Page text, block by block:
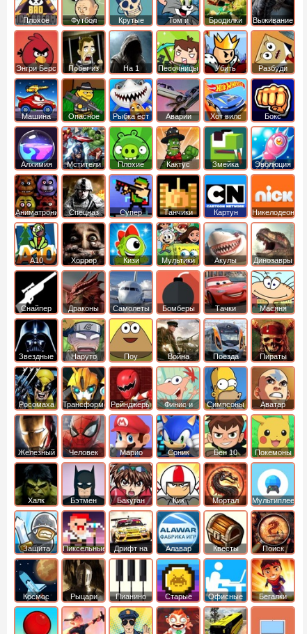
Плохое
мороженое
Футбол
головами
Крутые
Том и
джерри
Бродилки
Приключения
Выживание
Энгри Берс
Побег из
тюрьмы
На 1 Песочницы
Убить
короля
Разбуди
коробку
Машина
ест
машину
Опасное
оружие
Рыбка ест
рыбку
Аварии
машин
Хот вилс Бокс
Алхимия Мстители
Плохие
свинки
Кактус
маккой
Змейка Эволюция
Аниматроники Спецназ
Супер
бойцы
Танчики
Картун
нетворк
Никелодеон
А10 Хоррор Кизи Мультики Акулы Динозавры
Снайпер Драконы Самолеты Бомберы Тачки Масяня
Звездные
войны
Наруто Поу Война Поезда
Пираты
Карибского
Моря
Росомаха ТрансформерыРейнджеры
Самураи
Финис и
Ферб
Симпсоны
Аватар
легенда об
Аанге
Железный
человек
Человек
Паук
Марио Соник Бен 10 Покемоны
Халк Бэтмен Бакуган
Кик
Бутовский
Мортал
комбат
Мультиплеер
Защита
королевства
Пиксельные
Дрифт на
машинах
Алавар Квесты
Поиск
предметов
Космос Рыцари Пианино Старые Офисные Бегалки